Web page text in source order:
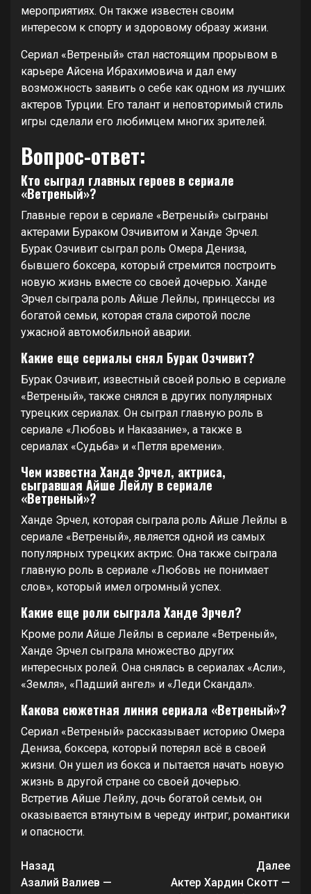
мероприятиях. Он также известен своим
интересом к спорту и здоровому образу жизни.
Сериал «Ветреный» стал настоящим прорывом в
карьере Айсена Ибрахимовича и дал ему
возможность заявить о себе как одном из лучших
актеров Турции. Его талант и неповторимый стиль
игры сделали его любимцем многих зрителей.
Вопрос-ответ:
Кто сыграл главных героев в сериале
«Ветреный»?
Главные герои в сериале «Ветреный» сыграны
актерами Бураком Озчивитом и Ханде Эрчел.
Бурак Озчивит сыграл роль Омера Дениза,
бывшего боксера, который стремится построить
новую жизнь вместе со своей дочерью. Ханде
Эрчел сыграла роль Айше Лейлы, принцессы из
богатой семьи, которая стала сиротой после
ужасной автомобильной аварии.
Какие еще сериалы снял Бурак Озчивит?
Бурак Озчивит, известный своей ролью в сериале
«Ветреный», также снялся в других популярных
турецких сериалах. Он сыграл главную роль в
сериале «Любовь и Наказание», а также в
сериалах «Судьба» и «Петля времени».
Чем известна Ханде Эрчел, актриса,
сыгравшая Айше Лейлу в сериале
«Ветреный»?
Ханде Эрчел, которая сыграла роль Айше Лейлы в
сериале «Ветреный», является одной из самых
популярных турецких актрис. Она также сыграла
главную роль в сериале «Любовь не понимает
слов», который имел огромный успех.
Какие еще роли сыграла Ханде Эрчел?
Кроме роли Айше Лейлы в сериале «Ветреный»,
Ханде Эрчел сыграла множество других
интересных ролей. Она снялась в сериалах «Асли»,
«Земля», «Падший ангел» и «Леди Скандал».
Какова сюжетная линия сериала «Ветреный»?
Сериал «Ветреный» рассказывает историю Омера
Дениза, боксера, который потерял всё в своей
жизни. Он ушел из бокса и пытается начать новую
жизнь в другой стране со своей дочерью.
Встретив Айше Лейлу, дочь богатой семьи, он
оказывается втянутым в череду интриг, романтики
и опасности.
Продолжить
Назад
Азалий Валиев —
Далее
Актер Хардин Скотт —